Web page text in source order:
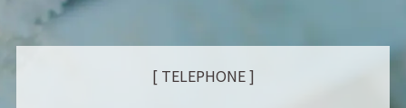
[ TELEPHONE ]